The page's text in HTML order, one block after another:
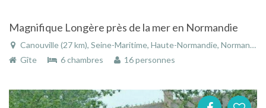
Magnifique Longère près de la mer en Normandie
Canouville (27 km), Seine-Maritime, Haute-Normandie, Normandie, France
Gîte
6 chambres 16 personnes